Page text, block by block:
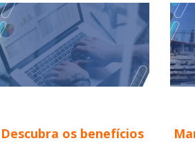
Descubra os benefícios